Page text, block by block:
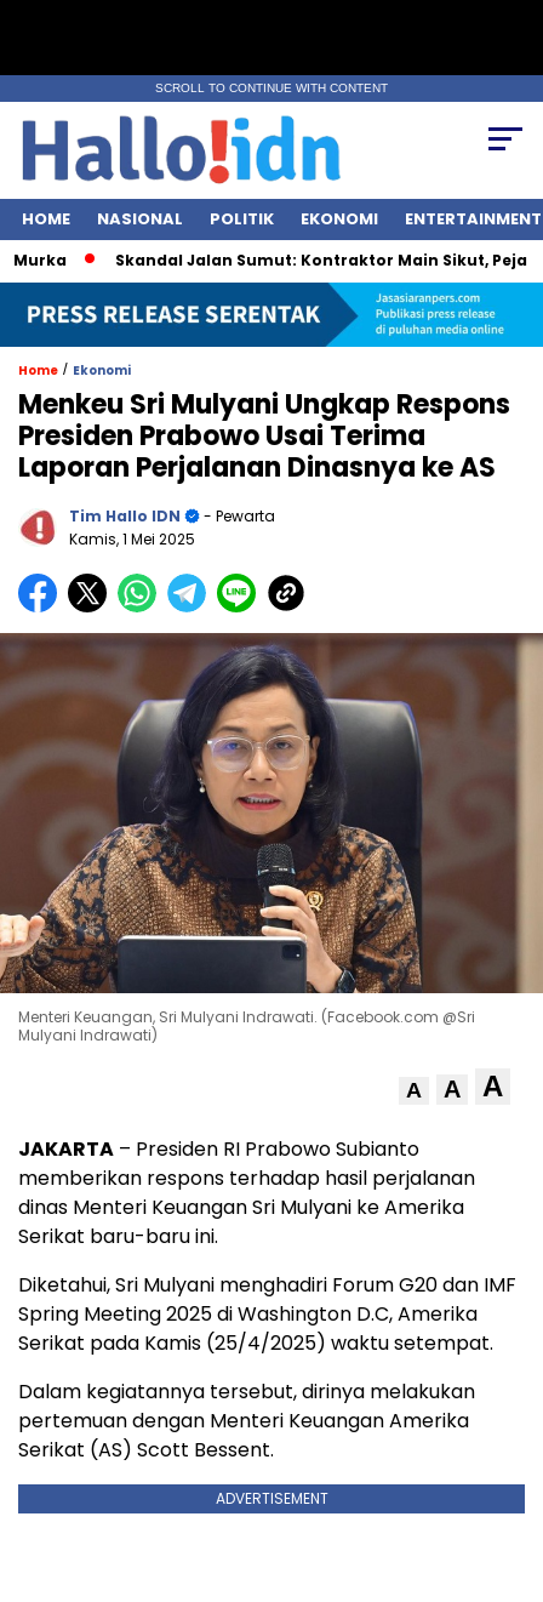
SCROLL TO CONTINUE WITH CONTENT
HOME NASIONAL POLITIK EKONOMI ENTERTAINMENT
Skandal Jalan Sumut: Kontraktor Main Sikut, Pejabat Ikut
Home / Ekonomi
Menkeu Sri Mulyani Ungkap Respons
Presiden Prabowo Usai Terima
Laporan Perjalanan Dinasnya ke AS
Tim Hallo IDN
- Pewarta
Kamis, 1 Mei 2025
Menteri Keuangan, Sri Mulyani Indrawati. (Facebook.com @Sri
Mulyani Indrawati)
A A A
JAKARTA – Presiden RI Prabowo Subianto
memberikan respons terhadap hasil perjalanan
dinas Menteri Keuangan Sri Mulyani ke Amerika
Serikat baru-baru ini.
Diketahui, Sri Mulyani menghadiri Forum G20 dan IMF
Spring Meeting 2025 di Washington D.C, Amerika
Serikat pada Kamis (25/4/2025) waktu setempat.
Dalam kegiatannya tersebut, dirinya melakukan
pertemuan dengan Menteri Keuangan Amerika
Serikat (AS) Scott Bessent.
ADVERTISEMENT